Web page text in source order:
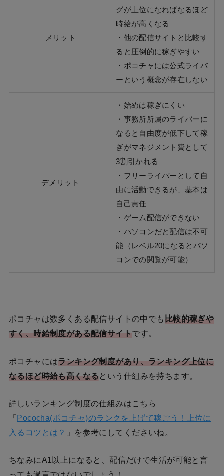
メリット
グが上位になればなるほど
時給が高くなる
・他の配信サイトと比較す
ると圧倒的に稼ぎやすい
・ポコチャには公式ライバ
ーという概念が存在しない
デメリット
・始めは稼ぎにくい
・事務所所属のライバーに
なると自由度が低下して稼
ぎがマネジメント費として
3割引かれる
・フリーライバーとして自
由に活動できるが、基本は
自己責任
・ゲーム配信ができない
・パソコンだと配信は不可
能（レベル20になるとパソ
コンでの閲覧が可能）
ポコチャは数多くある配信サイトの中でも 比較的稼ぎや
すく、時給制度がある配信サイト です。
ポコチャにはランキング制度があり、ランキング上位に
なるほど時給も高くなる という仕組みを持ちます。
詳しいランキング制度の仕組みはこちら
「Pococha(ポコチャ)のランクを上げて稼ごう！上位に
入るコツとは？
」を参考にしてくださいね。
ちなみにA1以上になると、配信だけで生活が可能と言